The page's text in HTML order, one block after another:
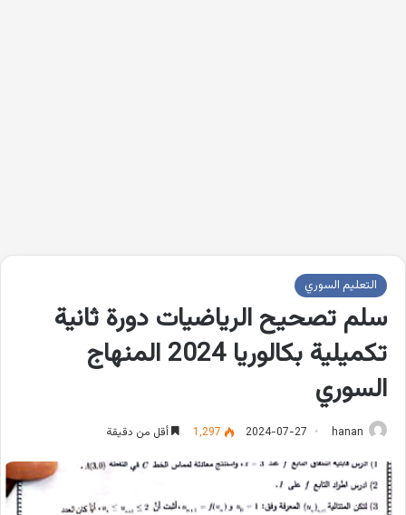
التعليم السوري
سلم تصحيح الرياضيات دورة ثانية
تكميلية بكالوريا 2024 المنهاج
السوري
hanan
2024-07-27 1٬297 أقل من دقيقة